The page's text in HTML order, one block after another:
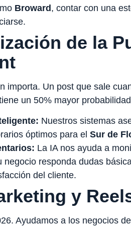
Broward, contar con una
de la
importa. Un post que sale
un 50% mayor
Nuestros sistemas
óptimos para el Sur de
La IA nos ayuda a
negocio responda dudas
del cliente.
y
Ayudamos a los negocios de